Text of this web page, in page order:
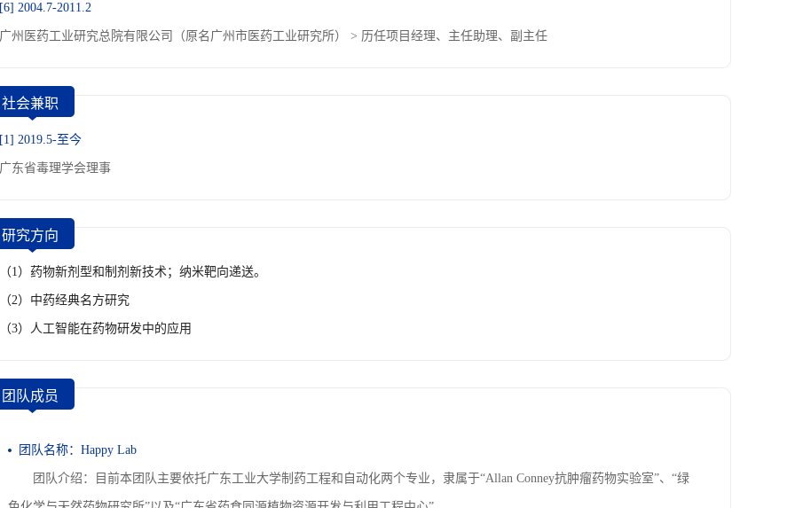
[6] 2004.7-2011.2
广州医药工业研究总院有限公司（原名广州市医药工业研究所） > 历任项目经理、主任助理、副主任
社会兼职
[1] 2019.5-至今
广东省毒理学会理事
研究方向
（1）药物新剂型和制剂新技术；纳米靶向递送。
（2）中药经典名方研究
（3）人工智能在药物研发中的应用
团队成员
团队名称：Happy Lab
团队介绍：目前本团队主要依托广东工业大学制药工程和自动化两个专业，隶属于“Allan Conney抗肿瘤药物实验室”、“绿